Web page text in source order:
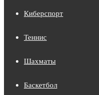
Киберспорт
Теннис
Шахматы
Баскетбол